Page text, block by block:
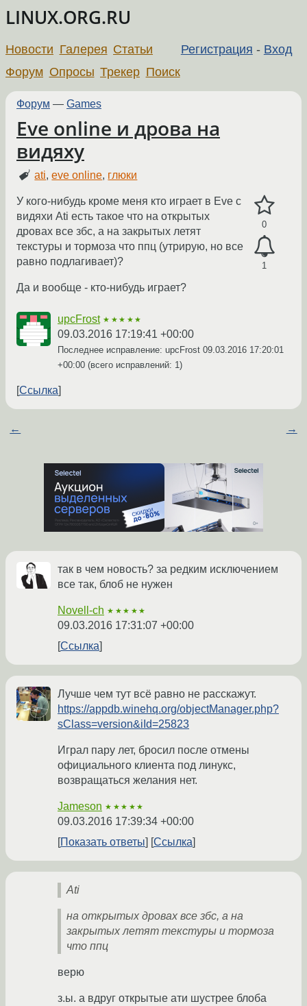
LINUX.ORG.RU
Регистрация - Вход
Новости Галерея Статьи
Форум Опросы Трекер Поиск
Форум — Games
Eve online и дрова на
видяху
ati,eve online, глюки
0
1
У кого-нибудь кроме меня кто играет в Eve с
видяхи Ati есть такое что на открытых
дровах все збс, а на закрытых летят
текстуры и тормоза что ппц (утрирую, но все
равно подлагивает)?
Да и вообще - кто-нибудь играет?
upcFrost ★★★★★
09.03.2016 17:19:41 +00:00
Последнее исправление: upcFrost 09.03.2016 17:20:01
+00:00 (всего исправлений: 1)
Ссылка
← →
так в чем новость? за редким исключением
все так, блоб не нужен
Novell-ch ★★★★★
09.03.2016 17:31:07 +00:00
Ссылка
Лучше чем тут всё равно не расскажут.
https://appdb.winehq.org/objectManager.php?
sClass=version&iId=25823
Играл пару лет, бросил после отмены
официального клиента под линукс,
возвращаться желания нет.
Jameson ★★★★★
09.03.2016 17:39:34 +00:00
Показать ответы
Ссылка
Ati
на открытых дровах все збс, а на
закрытых летят текстуры и тормоза
что ппц
верю
з.ы. а вдруг открытые ати шустрее блоба